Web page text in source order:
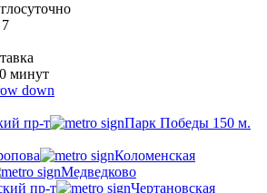
минут
пр-т
Парк Победы 150 м.
Коломенская
Медведково
пр-т
Чертановская